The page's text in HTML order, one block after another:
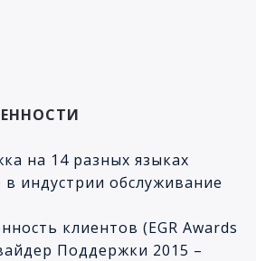
на 14 разных языках
индустрии обслуживание
клиентов (EGR Awards
Поддержки 2015 –